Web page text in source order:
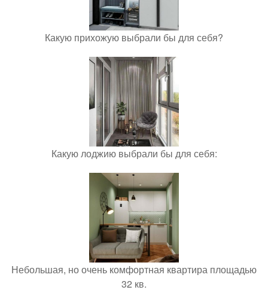
Какую прихожую выбрали бы для себя?
Какую лоджию выбрали бы для себя:
Небольшая, но очень комфортная квартира площадью
32 кв.